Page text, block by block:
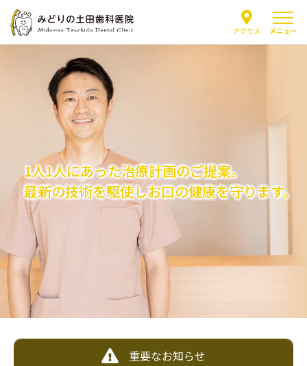
アクセス メニュー
当院について
医師紹介
はじめての方へ
診療案内
よくあるご質問
お知らせ
患者様へのご案内
1人1人にあった治療計画のご提案。
最新の技術を駆使しお口の健康を守ります。
重要なお知らせ